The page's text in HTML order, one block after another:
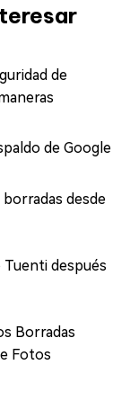
de
de Google
desde
después
Borradas
Fotos